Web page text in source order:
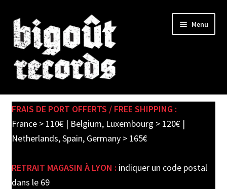
Skip
to
navigation
Skip
to
content
Menu
SHOP
child
PRE-ORDERS
FRAIS DE PORT OFFERTS / FREE SHIPPING :
France > 110€ | Belgium, Luxembourg > 120€ |
Netherlands, Spain, Germany > 165€
RETRAIT MAGASIN À LYON : indiquer un code postal
dans le 69